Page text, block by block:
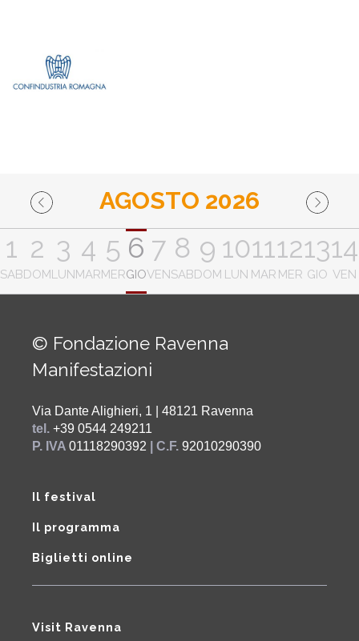
AGOSTO 2026
1
SAB
2
DOM
3
LUN
4
MAR
5
MER
6
GIO
7
VEN
8
SAB
9
DOM
10
LUN
11
MAR
12
MER
13
GIO
14
VEN
© Fondazione Ravenna
Manifestazioni
Via Dante Alighieri, 1 | 48121 Ravenna
tel. +39 0544 249211
P. IVA 01118290392 | C.F. 92010290390
Il festival
Il programma
Biglietti online
Visit Ravenna